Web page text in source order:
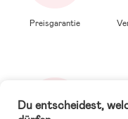
Preisgarantie
Du entscheidest,